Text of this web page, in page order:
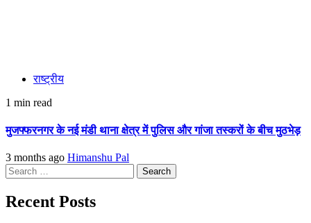
राष्ट्रीय
1 min read
मुजफ्फरनगर के नई मंडी थाना क्षेत्र में पुलिस और गांजा तस्करों के बीच मुठभेड़
3 months ago Himanshu Pal
Search
for:
Recent Posts